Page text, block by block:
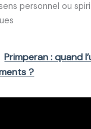
personnel ou
Primperan : quand
?